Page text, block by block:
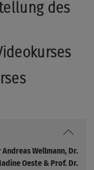
Vermögen
des
Wellmann, Dr.
Oeste & Prof. Dr.